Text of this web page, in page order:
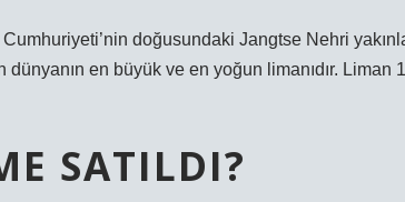
doğusundaki Jangtse Nehri
dünyanın en büyük ve en yoğun limanıdır. Liman
SATILDI?